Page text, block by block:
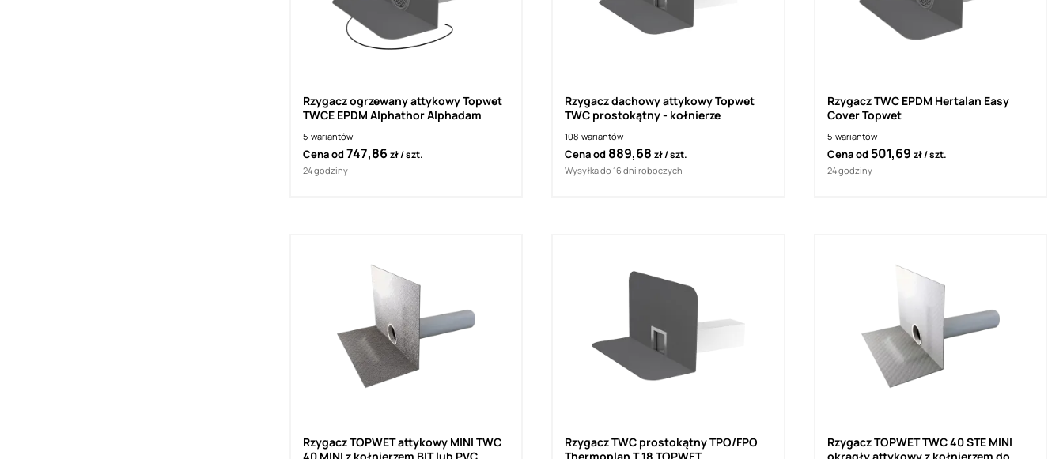
Rzygacz ogrzewany attykowy Topwet
TWCE EPDM Alphathor Alphadam
5 wariantów
Cena od747,86 zł szt.
24 godziny
Rzygacz dachowy attykowy Topwet
TWC prostokątny - kołnierze
niestandardowe
108 wariantów
Cena od 889,68zł szt.
Wysyłka do 16 dni roboczych
Rzygacz TWC EPDM Hertalan Easy
Cover Topwet
5 wariantów
Cena od 501,69 zł szt.
24 godziny
Rzygacz TOPWET attykowy MINI TWC
Rzygacz TWC prostokątny TPO/FPO
Rzygacz TOPWET TWC 40 STE MINI